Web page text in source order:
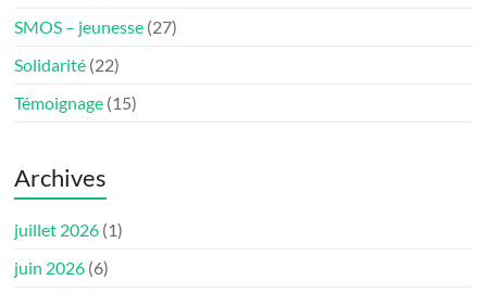
SMOS – jeunesse (27)
Solidarité (22)
Témoignage (15)
Archives
juillet 2026 (1)
juin 2026 (6)